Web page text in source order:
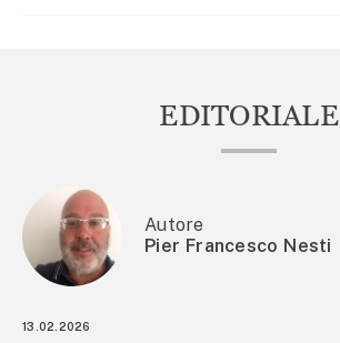
EDITORIALE
Autore
Pier Francesco Nesti
13.02.2026